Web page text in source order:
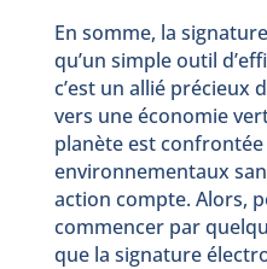
En somme, la
qu’un simple outil
c’est un allié précieux
vers une économie
planète est confrontée
environnementaux
action compte. Alors,
commencer par
que la signature